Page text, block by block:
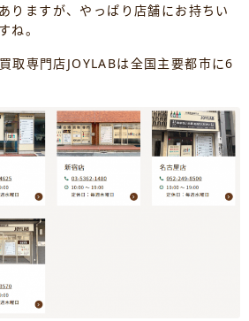
りますが、やっぱり店舗にお持ちい
ね。
取専門店JOYLABは全国主要都市に6